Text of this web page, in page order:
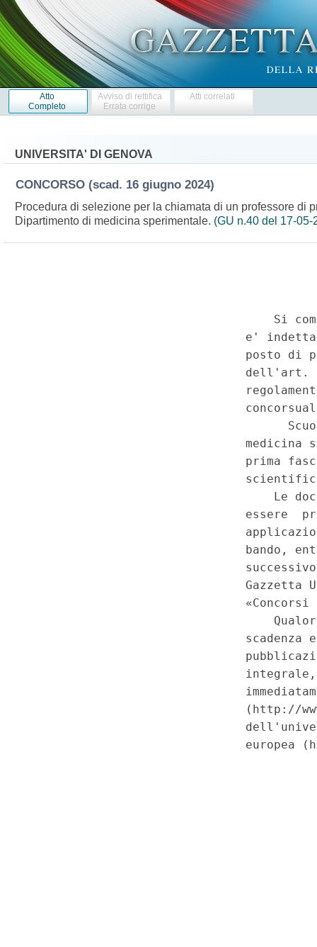
Atto
Completo
Avviso di rettifica
Errata corrige
Atti correlati
UNIVERSITA' DI GENOVA
CONCORSO (scad. 16 giugno 2024)
Procedura di selezione per la chiamata di un professore di
Dipartimento di medicina sperimentale. (GU n.40 del 17-05-